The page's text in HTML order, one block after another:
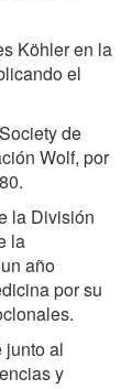
Köhler en la
el
de
Wolf, por
la División
la
año
por su
junto al
y